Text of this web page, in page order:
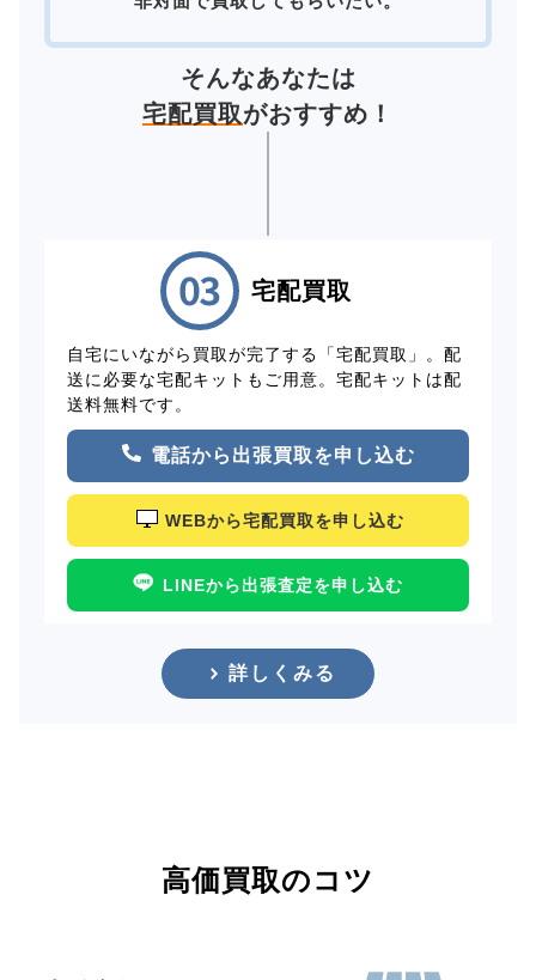
そんなあなたは
宅配買取がおすすめ！
宅配買取
自宅にいながら買取が完了する「宅配買取」。配
送に必要な宅配キットもご用意。宅配キットは配
送料無料です。
電話から出張買取を申し込む
WEBから宅配買取を申し込む
LINEから出張査定を申し込む
詳しくみる
高価買取のコツ